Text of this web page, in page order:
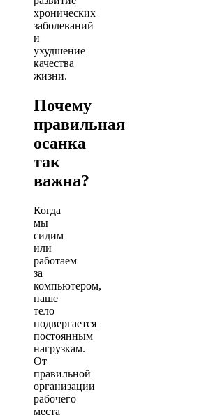
хронических
заболеваний
и
ухудшение
качества
жизни.
Почему
правильная
осанка
так
важна?
Когда
мы
сидим
или
работаем
за
компьютером,
наше
тело
подвергается
постоянным
нагрузкам.
От
правильной
организации
рабочего
места